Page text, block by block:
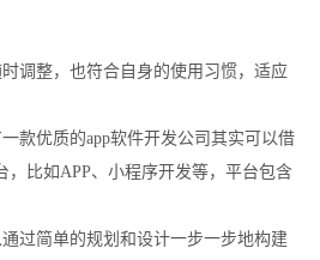
调整，也符合自身的使用习惯，适应
款优质的app软件开发公司其实可以借
，比如APP、小程序开发等，平台包含
过简单的规划和设计一步一步地构建